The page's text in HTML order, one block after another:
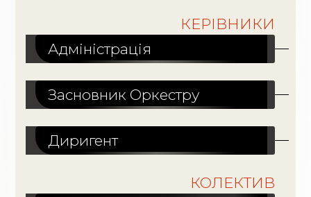
КЕРІВНИКИ
Адміністрація
Засновник Оркестру
Диригент
КОЛЕКТИВ